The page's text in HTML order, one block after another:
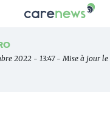
Carenews,
des
2022 - 13:47 - Mise à jour